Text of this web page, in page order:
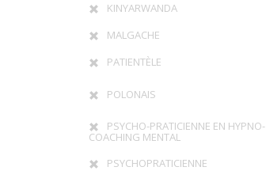
KINYARWANDA
MALGACHE
PATIENTÈLE
POLONAIS
PSYCHO-PRATICIENNE EN HYPNO-
COACHING MENTAL
PSYCHOPRATICIENNE